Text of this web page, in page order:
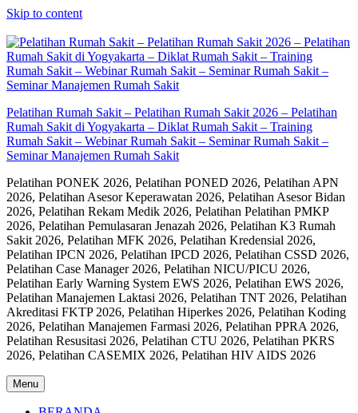
Skip to content
Pelatihan Rumah Sakit – Pelatihan Rumah Sakit 2026 – Pelatihan
Rumah Sakit di Yogyakarta – Diklat Rumah Sakit – Training
Rumah Sakit – Webinar Rumah Sakit – Seminar Rumah Sakit –
Seminar Manajemen Rumah Sakit
Pelatihan PONEK 2026, Pelatihan PONED 2026, Pelatihan APN
2026, Pelatihan Asesor Keperawatan 2026, Pelatihan Asesor Bidan
2026, Pelatihan Rekam Medik 2026, Pelatihan Pelatihan PMKP
2026, Pelatihan Pemulasaran Jenazah 2026, Pelatihan K3 Rumah
Sakit 2026, Pelatihan MFK 2026, Pelatihan Kredensial 2026,
Pelatihan IPCN 2026, Pelatihan IPCD 2026, Pelatihan CSSD 2026,
Pelatihan Case Manager 2026, Pelatihan NICU/PICU 2026,
Pelatihan Early Warning System EWS 2026, Pelatihan EWS 2026,
Pelatihan Manajemen Laktasi 2026, Pelatihan TNT 2026, Pelatihan
Akreditasi FKTP 2026, Pelatihan Hiperkes 2026, Pelatihan Koding
2026, Pelatihan Manajemen Farmasi 2026, Pelatihan PPRA 2026,
Pelatihan Resusitasi 2026, Pelatihan CTU 2026, Pelatihan PKRS
2026, Pelatihan CASEMIX 2026, Pelatihan HIV AIDS 2026
Menu